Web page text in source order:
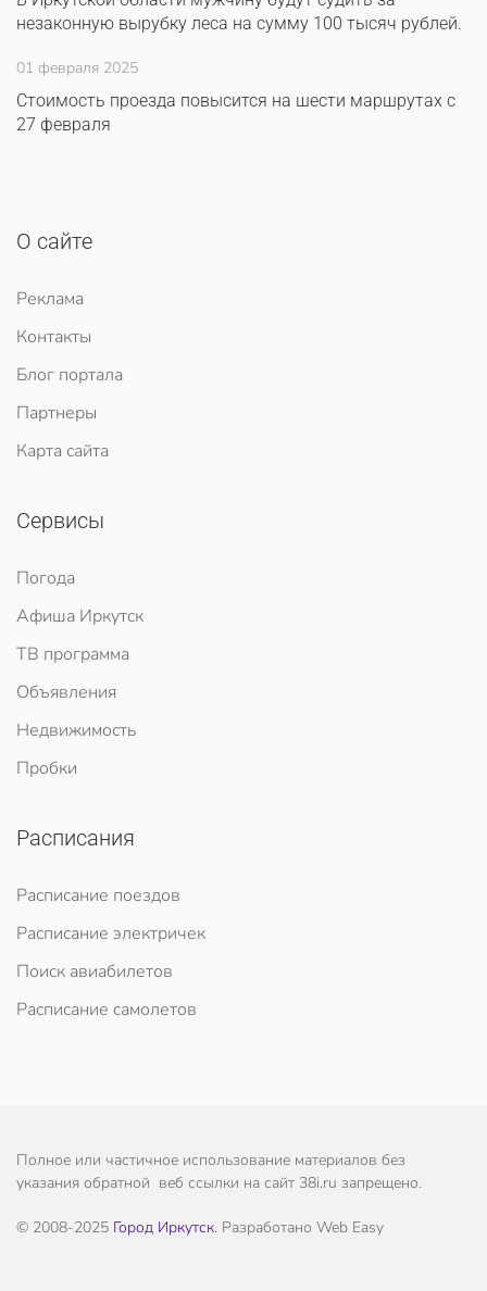
незаконную вырубку леса на сумму 100 тысяч рублей.
01 февраля 2025
Стоимость проезда повысится на шести маршрутах с
27 февраля
О сайте
Реклама
Контакты
Блог портала
Партнеры
Карта сайта
Сервисы
Погода
Афиша Иркутск
ТВ программа
Объявления
Недвижимость
Пробки
Расписания
Расписание поездов
Расписание электричек
Поиск авиабилетов
Расписание самолетов
Полное или частичное использование материалов без
указания обратной веб ссылки на сайт 38i.ru запрещено.
© 2008-2025 Город Иркутск. Разработано Web Easy